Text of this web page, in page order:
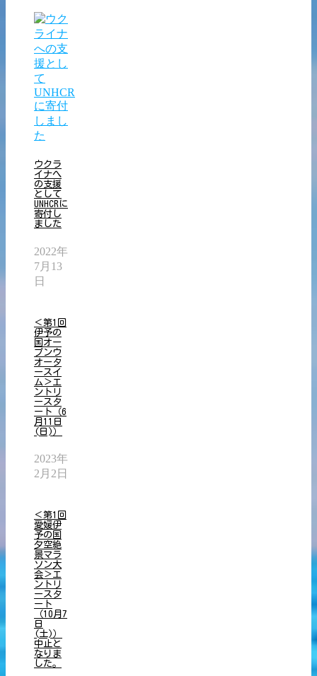
ウクラ
イナへ
の支援
として
UNHCRに
寄付し
ました
2022年
7月13
日
＜第1回
伊予の
国オー
プンウ
オータ
ースイ
ム＞エ
ントリ
ースタ
ート（6
月11日
(日)）
2023年
2月2日
＜第1回
愛媛伊
予の国
夕空絶
景マラ
ソン大
会＞エ
ントリ
ースタ
ート
（10月7
日
(土)）
中止と
なりま
した。